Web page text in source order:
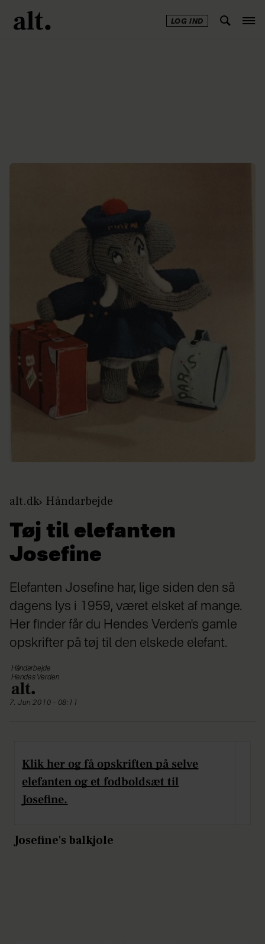
LOG IND
alt.dk Håndarbejde
Tøj til elefanten
Josefine
Elefanten Josefine har, lige siden den så
dagens lys i 1959, været elsket af mange.
Her finder får du Hendes Verden's gamle
opskrifter på tøj til den elskede elefant.
Håndarbejde
Hendes Verden
7. Jun 2010 - 08:11
Klik her og få opskriften på selve
elefanten og et fodboldsæt til
Josefine.
Josefine's balkjole